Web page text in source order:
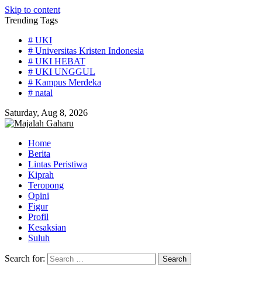
Skip to content
Trending Tags
# UKI
# Universitas Kristen Indonesia
# UKI HEBAT
# UKI UNGGUL
# Kampus Merdeka
# natal
Saturday, Aug 8, 2026
Home
Berita
Lintas Peristiwa
Kiprah
Teropong
Opini
Figur
Profil
Kesaksian
Suluh
Search for: